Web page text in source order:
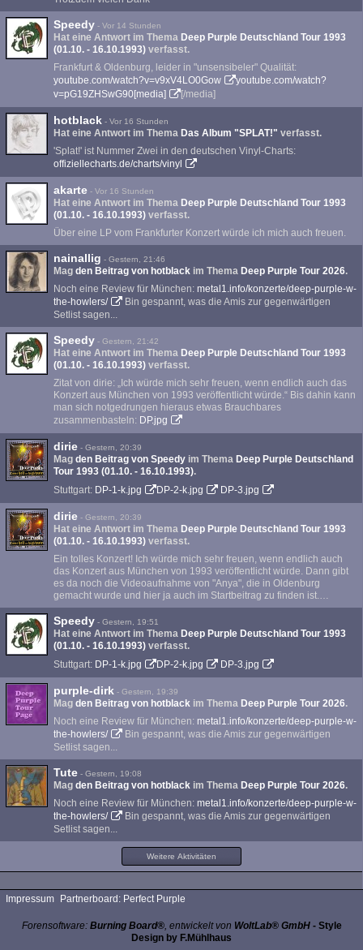
Speedy - Vor 14 Stunden
Hat eine Antwort im Thema Deep Purple Deutschland Tour 1993
(01.10. - 16.10.1993) verfasst.
Frankfurt & Oldenburg, leider in "unsensibeler" Qualität:
youtube.com/watch?v=v9xV4LO0Gow
youtube.com/watch?
v=pG19ZHSwG90[media]
[/media]
hotblack - Vor 16 Stunden
Hat eine Antwort im Thema Das Album "SPLAT!" verfasst.
'Splat!' ist Nummer Zwei in den deutschen Vinyl-Charts:
offiziellecharts.de/charts/vinyl
akarte - Vor 16 Stunden
Hat eine Antwort im Thema Deep Purple Deutschland Tour 1993
(01.10. - 16.10.1993) verfasst.
Über eine LP vom Frankfurter Konzert würde ich mich auch freuen.
nainallig - Gestern, 21:46
Mag den Beitrag von hotblack im Thema Deep Purple Tour 2026.
Noch eine Review für München: metal1.info/konzerte/deep-purple-w-
the-howlers/
Bin gespannt, was die Amis zur gegenwärtigen
Setlist sagen...
Speedy - Gestern, 21:42
Hat eine Antwort im Thema Deep Purple Deutschland Tour 1993
(01.10. - 16.10.1993) verfasst.
Zitat von dirie: „Ich würde mich sehr freuen, wenn endlich auch das
Konzert aus München von 1993 veröffentlicht würde.“ Bis dahin kann
man sich notgedrungen hieraus etwas Brauchbares
zusammenbasteln: DP.jpg
dirie - Gestern, 20:39
Mag den Beitrag von Speedy im Thema Deep Purple Deutschland
Tour 1993 (01.10. - 16.10.1993).
Stuttgart: DP-1-k.jpg DP-2-k.jpg DP-3.jpg
dirie - Gestern, 20:39
Hat eine Antwort im Thema Deep Purple Deutschland Tour 1993
(01.10. - 16.10.1993) verfasst.
Ein tolles Konzert! Ich würde mich sehr freuen, wenn endlich auch
das Konzert aus München von 1993 veröffentlicht würde. Dann gibt
es da noch die Videoaufnahme von "Anya", die in Oldenburg
gemacht wurde und hier ja auch im Startbeitrag zu finden ist.…
Speedy - Gestern, 19:51
Hat eine Antwort im Thema Deep Purple Deutschland Tour 1993
(01.10. - 16.10.1993) verfasst.
Stuttgart: DP-1-k.jpg DP-2-k.jpg DP-3.jpg
purple-dirk - Gestern, 19:39
Mag den Beitrag von hotblack im Thema Deep Purple Tour 2026.
Noch eine Review für München: metal1.info/konzerte/deep-purple-w-
the-howlers/
Bin gespannt, was die Amis zur gegenwärtigen
Setlist sagen...
Tute - Gestern, 19:08
Mag den Beitrag von hotblack im Thema Deep Purple Tour 2026.
Noch eine Review für München: metal1.info/konzerte/deep-purple-w-
the-howlers/
Bin gespannt, was die Amis zur gegenwärtigen
Setlist sagen...
Weitere Aktivitäten
Impressum Partnerboard: Perfect Purple
Forensoftware: Burning Board®, entwickelt von WoltLab® GmbH